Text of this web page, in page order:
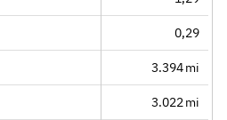
0,29
3.394 mi
3.022 mi